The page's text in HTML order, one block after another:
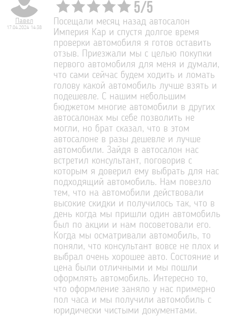
Павел
17.04.2024 14:38
5/5
Посещали месяц назад автосалон
Империя Кар и спустя долгое время
проверки автомобиля я готов оставить
отзыв. Приезжали мы с целью покупки
первого автомобиля для меня и думали,
что сами сейчас будем ходить и ломать
голову какой автомобиль лучше взять и
подешевле. С нашим небольшим
бюджетом многие автомобили в других
автосалонах мы себе позволить не
могли, но брат сказал, что в этом
автосалоне в разы дешевле и лучше
автомобили. Зайдя в автосалон нас
встретил консультант, поговорив с
которым я доверил ему выбрать для нас
подходящий автомобиль. Нам повезло
тем, что на автомобили действовали
высокие скидки и получилось так, что в
день когда мы пришли один автомобиль
был по акции и нам посоветовали его.
Когда мы осматривали автомобиль, то
поняли, что консультант вовсе не плох и
выбрал очень хорошее авто. Состояние и
цена были отличными и мы пошли
оформлять автомобиль. Интересно то,
что оформление заняло у нас примерно
пол часа и мы получили автомобиль с
юридически чистыми документами.